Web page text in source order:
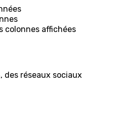
colonnes affichées
réseaux sociaux